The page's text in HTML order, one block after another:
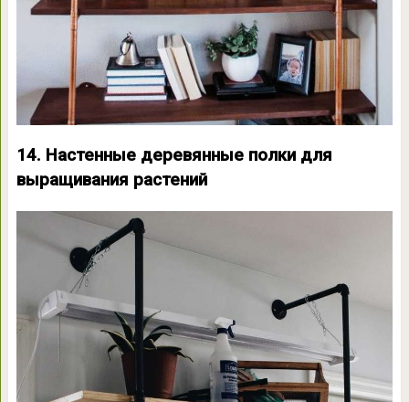
14. Настенные деревянные полки для
выращивания растений